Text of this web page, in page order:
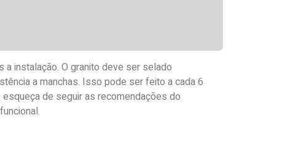
a instalação. O granito deve ser selado
a manchas. Isso pode ser feito a cada 6
de seguir as recomendações do